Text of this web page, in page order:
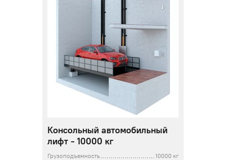
Консольный автомобильный
лифт - 10000 кг
Грузоподъемность
10000 кг